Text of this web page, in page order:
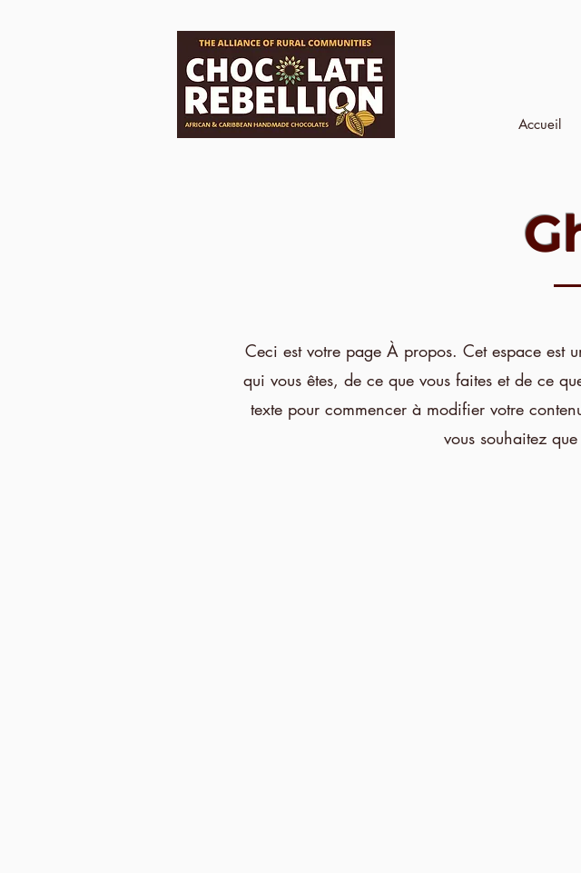
Accueil
Ceci est votre page À propos. Cet espace est
qui vous êtes, de ce que vous faites et de ce
texte pour commencer à modifier votre
vous souhaitez